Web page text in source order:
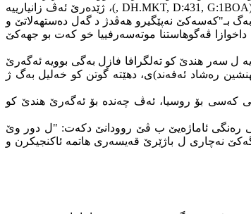
BOA
, DH.MKT, D:431, G:1)، ژێدەرێ ئەڤ زانیارییە
رەفعەت بەگ بـ"کەسەکێ نەپێگیرو هەڤدژ د گەل دەستهەلاتێ و
ڤەگوهاستنا موتەسەرفییا خو کەت بو جهەکێ
ل سەر هندێ کو تەلگرافا فازل بەگی بوویە ئەگەرێ
ئوسمانی(جێهنشین رەشاد ئەفەند)ی، دهێتە گوتن کو خەلیل بەگ ژ
ڤی کەسی بۆ روسیا، ئەڤ چەندە بۆ ئەگەرێ هندێ کو
رەنگی ئاماژەیێ ب ڤێ روودانێ دکەت: "ل دور وێ
نەچاری ل باژێرێ قەیسەری هاتمە ئاکنجیکرن و